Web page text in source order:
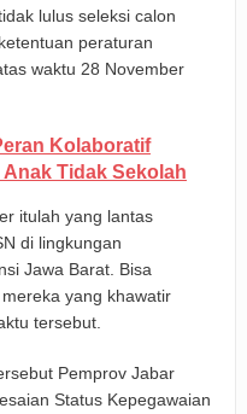
lulus seleksi calon
peraturan
waktu 28 November
Kolaboratif
Tidak Sekolah
itulah yang lantas
di lingkungan
Jawa Barat. Bisa
yang khawatir
tersebut.
Pemprov Jabar
Status Kepegawaian